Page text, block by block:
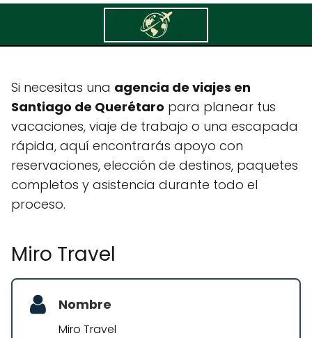
Miro Travel
Si necesitas una agencia de viajes en
Santiago de Querétaro para planear tus
vacaciones, viaje de trabajo o una escapada
rápida, aquí encontrarás apoyo con
reservaciones, elección de destinos, paquetes
completos y asistencia durante todo el
proceso.
Miro Travel
Nombre
Miro Travel